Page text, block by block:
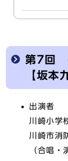
第7回
【坂本
出演者
川崎小学
川崎市消
（合唱・